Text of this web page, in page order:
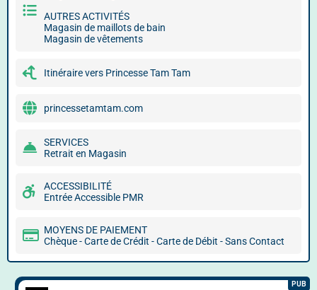
AUTRES ACTIVITÉS
Magasin de maillots de bain
Magasin de vêtements
Itinéraire vers Princesse Tam Tam
princessetamtam.com
SERVICES
Retrait en Magasin
ACCESSIBILITÉ
Entrée Accessible PMR
MOYENS DE PAIEMENT
Chèque - Carte de Crédit - Carte de Débit - Sans Contact